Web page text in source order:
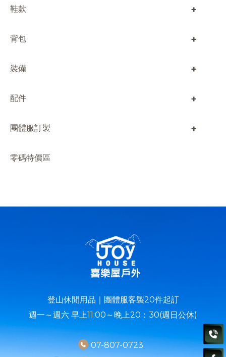
鞋款 +
背包 +
裝備 +
配件 +
團體服訂製 +
零碼特價區
登山休閒用品｜團體服客製20件起訂
週一～週六 早上11:00～晚上20：30(週日公休)
07-807-0723